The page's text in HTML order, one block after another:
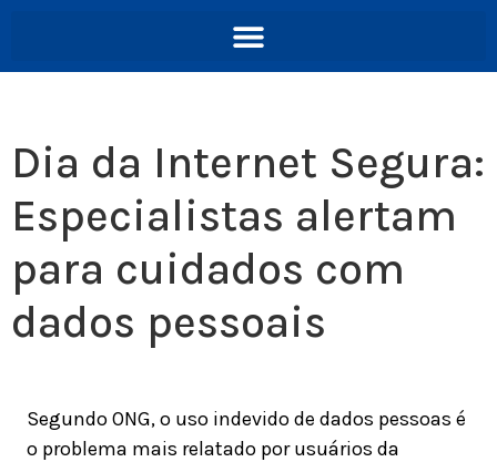
Dia da Internet Segura:
Especialistas alertam
para cuidados com
dados pessoais
Segundo ONG, o uso indevido de dados pessoas é
o problema mais relatado por usuários da